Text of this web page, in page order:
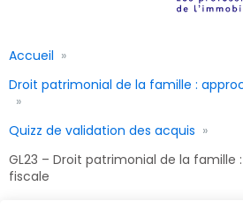
Accueil
Droit patrimonial de la famille :
Quizz de validation des acquis
GL23 – Droit patrimonial de la famille
fiscale